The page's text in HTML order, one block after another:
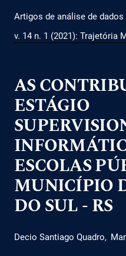
Artigos de análise de
v. 14 n. 1 (2021): Trajetória
AS
ESTÁGIO
ESCOLAS
MUNICÍPIO
DO SUL - RS
Decio Santiago Quadro